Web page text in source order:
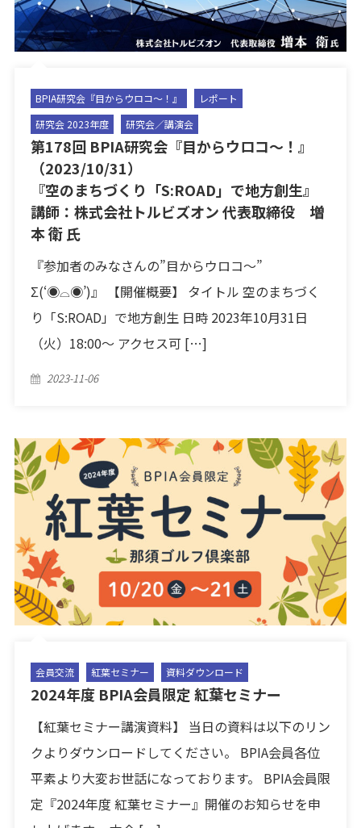
BPIA研究会『目からウロコ〜！』
レポート
研究会 2023年度
研究会／講演会
第178回 BPIA研究会『目からウロコ〜！』
（2023/10/31）
『空のまちづくり「S:ROAD」で地方創生』
講師：株式会社トルビズオン 代表取締役 増
本 衛 氏
『参加者のみなさんの”目からウロコ〜”
Σ(‘◉⌓◉’)』 【開催概要】 タイトル 空のまちづく
り「S:ROAD」で地方創生 日時 2023年10月31日
（火）18:00〜 アクセス可 […]
Posted
2023-11-06
会員交流 紅葉セミナー 資料ダウンロード
2024年度 BPIA会員限定 紅葉セミナー
【紅葉セミナー講演資料】 当日の資料は以下のリン
クよりダウンロードしてください。 BPIA会員各位
平素より大変お世話になっております。 BPIA会員限
定『2024年度 紅葉セミナー』開催のお知らせを申